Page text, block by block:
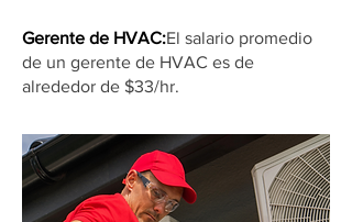
Gerente de HVAC:El salario promedio
de un gerente de HVAC es de
alrededor de $33/hr.